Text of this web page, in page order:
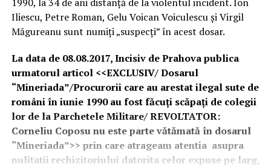
Iliescu, Petre Roman, Gelu Voican Voiculescu și Virgil
Măgureanu sunt numiți „suspecți” în acest dosar.
La data de 08.08.2017, Incisiv de Prahova publica
urmatorul articol <<EXCLUSIV/ Dosarul
“Mineriada”/Procurorii care au arestat ilegal sute de
români în iunie 1990 au fost făcuţi scăpaţi de colegii
lor de la Parchetele Militare/ REVOLTATOR:
Corneliu Coposu nu este parte vătămată în dosarul
“Mineriada”>> prin care atrageam atentia asupra
nulitatii rechizitoriului datorita celor expuse pe larg,